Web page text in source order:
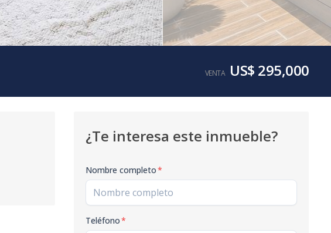
VENTA US$ 295,000
¿Te interesa este inmueble?
Nombre completo*
Teléfono*